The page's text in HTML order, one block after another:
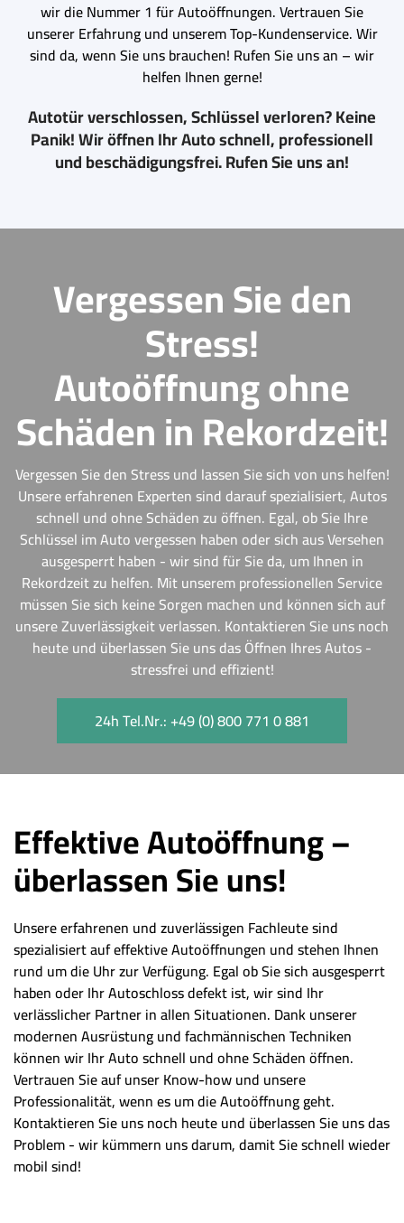
wir die Nummer 1 für Autoöffnungen. Vertrauen Sie
unserer Erfahrung und unserem Top-Kundenservice. Wir
sind da, wenn Sie uns brauchen! Rufen Sie uns an – wir
helfen Ihnen gerne!
Autotür verschlossen, Schlüssel verloren? Keine
Panik! Wir öffnen Ihr Auto schnell, professionell
und beschädigungsfrei. Rufen Sie uns an!
Vergessen Sie den
Stress!
Autoöffnung ohne
Schäden in Rekordzeit!
Vergessen Sie den Stress und lassen Sie sich von uns helfen!
Unsere erfahrenen Experten sind darauf spezialisiert, Autos
schnell und ohne Schäden zu öffnen. Egal, ob Sie Ihre
Schlüssel im Auto vergessen haben oder sich aus Versehen
ausgesperrt haben - wir sind für Sie da, um Ihnen in
Rekordzeit zu helfen. Mit unserem professionellen Service
müssen Sie sich keine Sorgen machen und können sich auf
unsere Zuverlässigkeit verlassen. Kontaktieren Sie uns noch
heute und überlassen Sie uns das Öffnen Ihres Autos -
stressfrei und effizient!
24h Tel.Nr.: +49 (0) 800 771 0 881
Effektive Autoöffnung –
überlassen Sie uns!
Unsere erfahrenen und zuverlässigen Fachleute sind
spezialisiert auf effektive Autoöffnungen und stehen Ihnen
rund um die Uhr zur Verfügung. Egal ob Sie sich ausgesperrt
haben oder Ihr Autoschloss defekt ist, wir sind Ihr
verlässlicher Partner in allen Situationen. Dank unserer
modernen Ausrüstung und fachmännischen Techniken
können wir Ihr Auto schnell und ohne Schäden öffnen.
Vertrauen Sie auf unser Know-how und unsere
Professionalität, wenn es um die Autoöffnung geht.
Kontaktieren Sie uns noch heute und überlassen Sie uns das
Problem - wir kümmern uns darum, damit Sie schnell wieder
mobil sind!